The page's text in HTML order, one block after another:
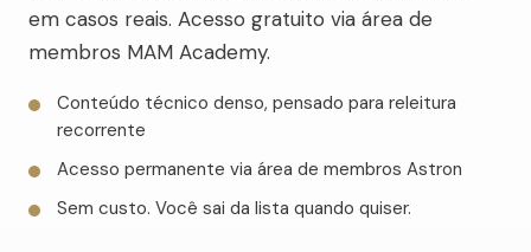
em casos reais. Acesso gratuito via área de
membros MAM Academy.
Conteúdo técnico denso, pensado para releitura
recorrente
Acesso permanente via área de membros Astron
Sem custo. Você sai da lista quando quiser.